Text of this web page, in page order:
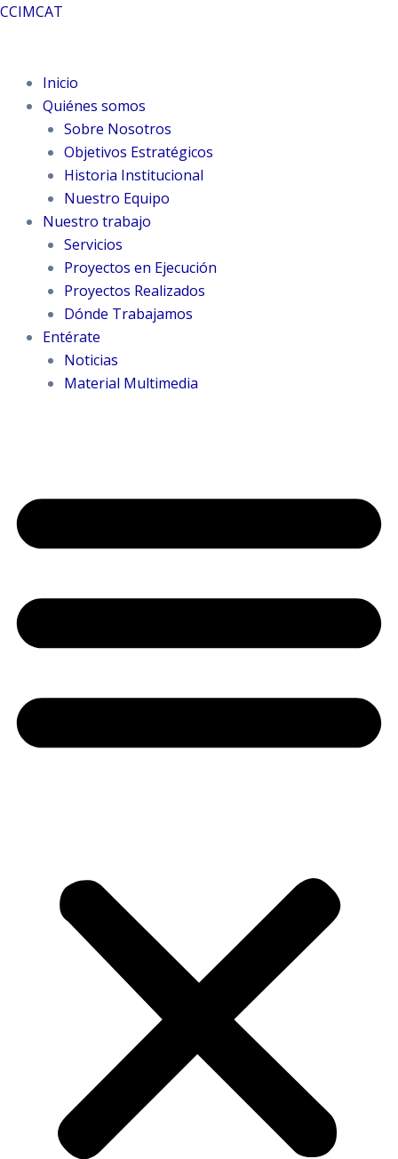
Ir
CCIMCAT
Inicio
Quiénes somos
Sobre Nosotros
Objetivos Estratégicos
Historia Institucional
Nuestro Equipo
Nuestro trabajo
Servicios
Proyectos en Ejecución
Proyectos Realizados
Dónde Trabajamos
Entérate
Noticias
Material Multimedia